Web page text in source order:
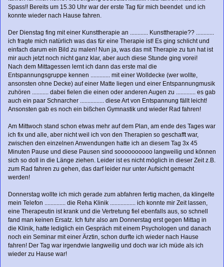
Spass!! Bereits um 15.30 Uhr war der erste Tag für mich beendet und ich
konnte wieder nach Hause fahren.
Der Dienstag fing mit einer Kunsttherapie an ............ Kunsttherapie?? ............
ich fragte mich natürlich was das für eine Therapie ist! Es ging schlicht und
einfach darum ein Bild zu malen! Nun ja, was das mit Therapie zu tun hat ist
mir auch jetzt noch nicht ganz klar, aber auch diese Stunde ging vorei!
Nach dem Mittagessen lernt ich dann das erste mal die
Entspannungsgruppe kennen ............. mit einer Wolldecke (wer wollte,
ansonsten ohne Decke) auf einer Matte liegen und einer Entspannungmusik
zuhören ........... dabei fielen die einen oder anderen Augen zu ............. es gab
auch ein paar Schnarcher ................ diese Art von Entspannung fällt leicht!
Ansonsten gab es noch ein bißchen Gymnastik und wieder Rad fahren!
Am Mittwoch stand schon etwas mehr auf dem Plan, am ende des Tages war
ich fix und alle, aber nicht weil ich von den Therapien so geschafft war,
zwischen den einzelnen Anwendungen hatte ich an diesem Tag 3x 45
Minuten Pause und diese Pausen sind soooooooooo langweilig und können
sich so doll in die Länge ziehen. Leider ist es nicht möglich in dieser Zeit z.B.
zum Rad fahren zu gehen, das darf leider nur unter Aufsicht gemacht
werden!
Donnerstag wollte ich mich gerade zum abfahren fertig machen, da klingelte
mein Telefon .............. die Reha Klinik ................. ich konnte mir Zeit lassen,
eine Therapeutin ist krank und die Vertretung fiel ebenfalls aus, so schnell
fand man keinen Ersatz. Ich fuhr also am Donnerstag erst gegen Mittag in
die Klinik, hatte lediglich ein Gespräch mit einem Psychologen und danach
noch ein Seminar mit einer Ärztin, schon durfte ich wieder nach Hause
fahren! Der Tag war irgendwie langweilig und doch war ich müde als ich
wieder zu Hause war!